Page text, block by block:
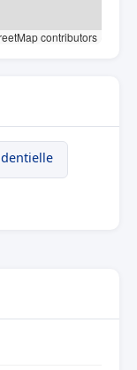
contributors